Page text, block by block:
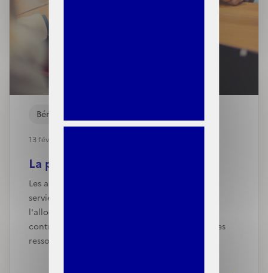
Bénéficiaires
13 février, 2024
La prise en compte des ressou...
Les allocations de reconnaissance et viagères
servies aux harkis et à leurs veuves, ainsi que
l'allocation versée aux jeunes bénéficiant d'un
contrat d'engagement jeune ont été exclues des
ressourc…